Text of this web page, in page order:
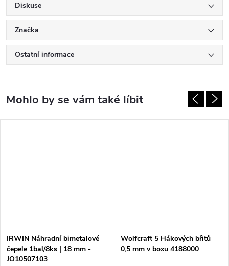
Diskuse
Značka
Ostatní informace
IRWIN Náhradní bimetalové
čepele 1bal/8ks | 18 mm -
JO10507103
Wolfcraft 5 Hákových břitů
0,5 mm v boxu 4188000